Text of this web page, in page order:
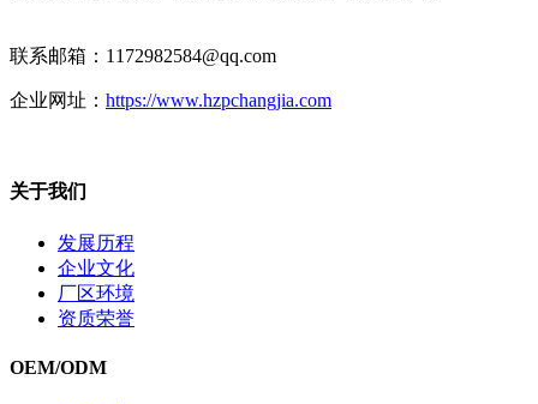
联系邮箱：1172982584@qq.com
企业网址： https://www.hzpchangjia.com
关于我们
发展历程
企业文化
厂区环境
资质荣誉
OEM/ODM